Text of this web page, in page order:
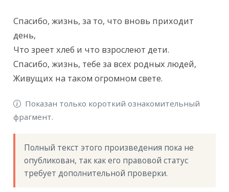
Текст произведения
Спасибо, жизнь, за то, что вновь приходит
день,
Что зреет хлеб и что взрослеют дети.
Спасибо, жизнь, тебе за всех родных людей,
Живущих на таком огромном свете.
Показан только короткий ознакомительный
фрагмент.
Полный текст этого произведения пока не
опубликован, так как его правовой статус
требует дополнительной проверки.